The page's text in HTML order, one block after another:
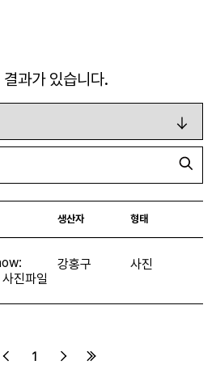
과가 있습니다.
생산자 형태
진파일
강홍구 사진
1